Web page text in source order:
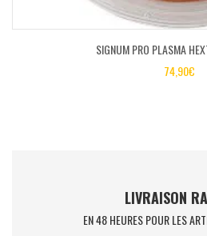
SIGNUM PRO PLASMA
74,90€
LIVRAISON
EN 48 HEURES POUR LES